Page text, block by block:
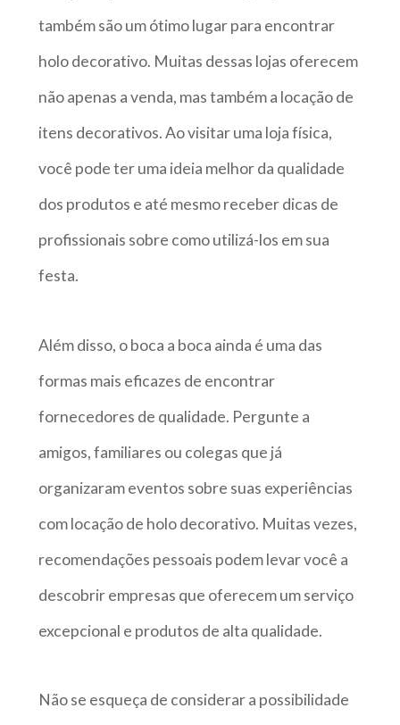
também são um ótimo lugar para encontrar
holo decorativo. Muitas dessas lojas oferecem
não apenas a venda, mas também a locação de
itens decorativos. Ao visitar uma loja física,
você pode ter uma ideia melhor da qualidade
dos produtos e até mesmo receber dicas de
profissionais sobre como utilizá-los em sua
festa.
Além disso, o boca a boca ainda é uma das
formas mais eficazes de encontrar
fornecedores de qualidade. Pergunte a
amigos, familiares ou colegas que já
organizaram eventos sobre suas experiências
com locação de holo decorativo. Muitas vezes,
recomendações pessoais podem levar você a
descobrir empresas que oferecem um serviço
excepcional e produtos de alta qualidade.
Não se esqueça de considerar a possibilidade